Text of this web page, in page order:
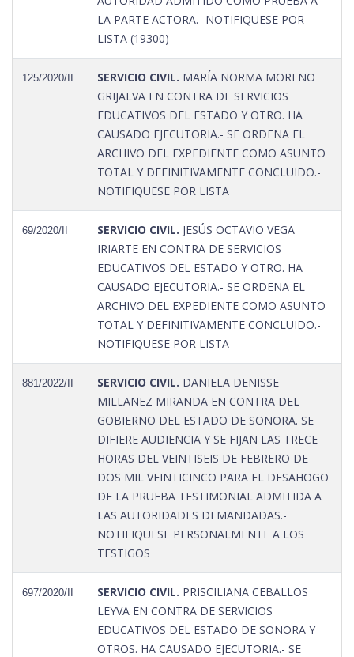
LA PARTE ACTORA.- NOTIFIQUESE POR
LISTA (19300)
125/2020/II SERVICIO CIVIL. MARÍA NORMA MORENO
GRIJALVA EN CONTRA DE SERVICIOS
EDUCATIVOS DEL ESTADO Y OTRO. HA
CAUSADO EJECUTORIA.- SE ORDENA EL
ARCHIVO DEL EXPEDIENTE COMO ASUNTO
TOTAL Y DEFINITIVAMENTE CONCLUIDO.-
NOTIFIQUESE POR LISTA
69/2020/II SERVICIO CIVIL. JESÚS OCTAVIO VEGA
IRIARTE EN CONTRA DE SERVICIOS
EDUCATIVOS DEL ESTADO Y OTRO. HA
CAUSADO EJECUTORIA.- SE ORDENA EL
ARCHIVO DEL EXPEDIENTE COMO ASUNTO
TOTAL Y DEFINITIVAMENTE CONCLUIDO.-
NOTIFIQUESE POR LISTA
881/2022/II SERVICIO CIVIL. DANIELA DENISSE
MILLANEZ MIRANDA EN CONTRA DEL
GOBIERNO DEL ESTADO DE SONORA. SE
DIFIERE AUDIENCIA Y SE FIJAN LAS TRECE
HORAS DEL VEINTISEIS DE FEBRERO DE
DOS MIL VEINTICINCO PARA EL DESAHOGO
DE LA PRUEBA TESTIMONIAL ADMITIDA A
LAS AUTORIDADES DEMANDADAS.-
NOTIFIQUESE PERSONALMENTE A LOS
TESTIGOS
697/2020/II SERVICIO CIVIL. PRISCILIANA CEBALLOS
LEYVA EN CONTRA DE SERVICIOS
EDUCATIVOS DEL ESTADO DE SONORA Y
OTROS. HA CAUSADO EJECUTORIA.- SE